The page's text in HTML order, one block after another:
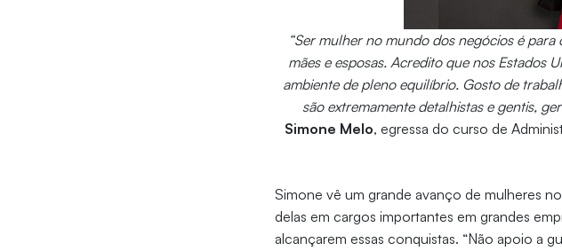
“Ser mulher no mundo dos negócios é
mães e esposas. Acredito que nos Estados
ambiente de pleno equilíbrio. Gosto de
são extremamente detalhistas e gentis,
Simone Melo, egressa do curso de
Simone vê um grande avanço de mulheres
delas em cargos importantes em grandes
alcançarem essas conquistas. “Não apoio a